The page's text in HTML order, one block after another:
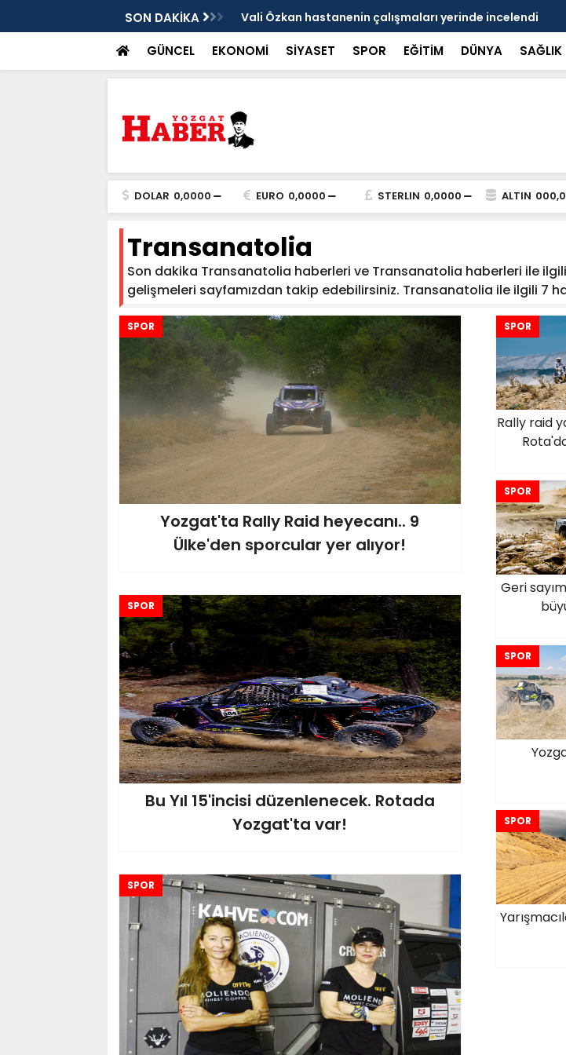
SON DAKİKA Vali Özkan hastanenin çalışmaları yerinde incelendi
GÜNCEL EKONOMİ SİYASET SPOR EĞİTİM DÜNYA SAĞLIK
DOLAR 0,0000 EURO 0,0000 STERLIN 0,0000 ALTIN
Transanatolia
Son dakika Transanatolia haberleri ve Transanatolia haberleri ile
gelişmeleri sayfamızdan takip edebilirsiniz. Transanatolia ile ilgili 7
SPOR
Yozgat'ta Rally Raid heyecanı.. 9
Ülke'den sporcular yer alıyor!
SPOR
Rally raid
SPOR
Geri
SPOR
Bu Yıl 15'incisi düzenlenecek. Rotada
Yozgat'ta var!
SPOR
SPOR
SPOR